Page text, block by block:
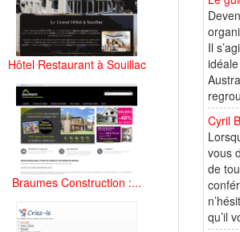
Hôtel Restaurant à Souillac
Braumes Construction :...
Il
Cyril
vous
de
qu’il